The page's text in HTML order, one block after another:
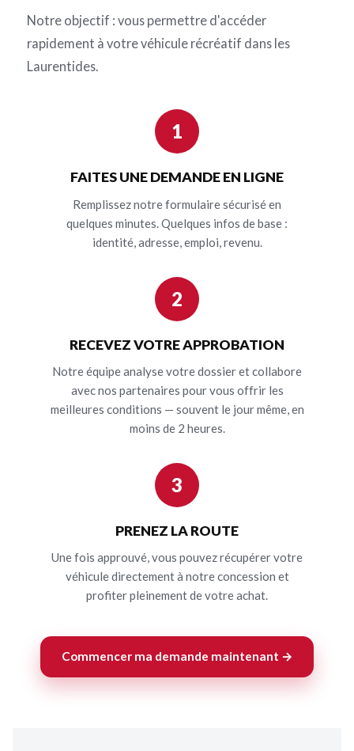
Notre objectif : vous permettre d'accéder
rapidement à votre véhicule récréatif dans les
Laurentides.
1
FAITES UNE DEMANDE EN LIGNE
Remplissez notre formulaire sécurisé en
quelques minutes. Quelques infos de base :
identité, adresse, emploi, revenu.
2
RECEVEZ VOTRE APPROBATION
Notre équipe analyse votre dossier et collabore
avec nos partenaires pour vous offrir les
meilleures conditions — souvent le jour même, en
moins de 2 heures.
3
PRENEZ LA ROUTE
Une fois approuvé, vous pouvez récupérer votre
véhicule directement à notre concession et
profiter pleinement de votre achat.
Commencer ma demande maintenant →